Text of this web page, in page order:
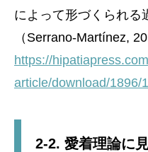
によって形づくられる
（Serrano-Martínez,
https://
article/download/1896/
2-2. 愛着理論に